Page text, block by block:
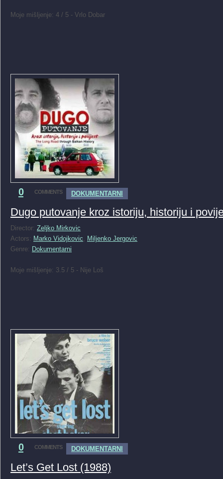
Moje mišljenje: 4 / 5 - Vrlo Dobar
0 COMMENTS DOKUMENTARNI
Dugo putovanje kroz istoriju, historiju i
Director: Zeljko Mirkovic
Actors: Marko Vidojkovic, Miljenko Jergovic
Genre: Dokumentarni
Moje mišljenje: 3.5 / 5 - Nije Loš
0 COMMENTS DOKUMENTARNI
Let’s Get Lost (1988)